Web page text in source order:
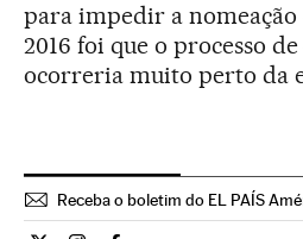
para impedir a
2016 foi que o processo
ocorreria muito perto da
Receba o boletim do EL PAÍS